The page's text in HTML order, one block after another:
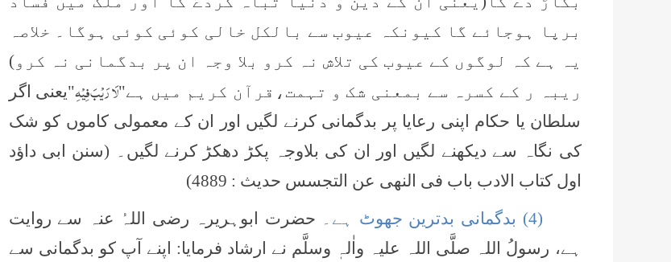
برپا ہوجائے گا کیونکہ عیوب سے بالکل خالی کوئی کوئی ہوگا۔ خلاصہ
یہ ہے کہ لوگوں کے عیوب کی تلاش نہ کرو بلا وجہ ان پر بدگمانی نہ کرو)
ریبہ ر کے کسرہ سے بمعنی شک و تہمت،قرآن کریم میں ہے"لَا رَیۡبَ فِیۡہِ"یعنی اگر
سلطان یا حکام اپنی رعایا پر بدگمانی کرنے لگیں اور ان کے معمولی کاموں کو شک
کی نگاہ سے دیکھنے لگیں اور ان کی بلاوجہ پکڑ دھکڑ کرنے لگیں۔ (سنن ابی داؤد
اول کتاب الادب باب فی النھی عن التجسس حدیث : 4889)
(4) بدگمانی بدترین جھوٹ ہے۔
حضرت ابوہریرہ رضی اللہُ عنہ سے روایت
ہے، رسولُ اللہ صلَّی اللہ علیہ واٰلہٖ وسلَّم نے ارشاد فرمایا: اپنے آپ کو بدگمانی سے